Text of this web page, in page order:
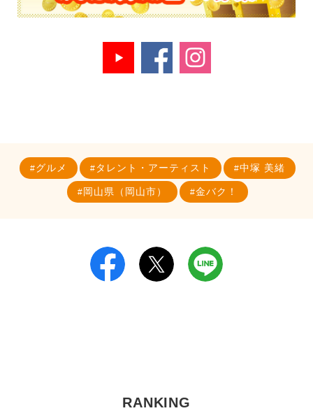
グルメ タレント・アーティスト 中塚 美緒
岡山県（岡山市） 金バク！
RANKING